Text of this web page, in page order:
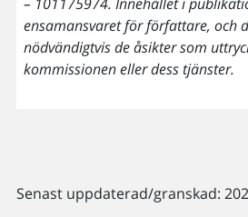
ensamansvaret för författare, och
nödvändigtvis de åsikter som
kommissionen eller dess tjänster.
Senast uppdaterad/granskad: